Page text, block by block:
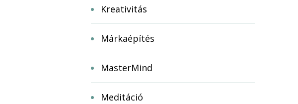
Kreativitás
Márkaépítés
MasterMind
Meditáció